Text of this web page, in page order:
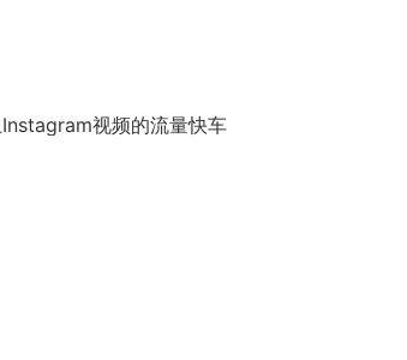
视频的流量快车